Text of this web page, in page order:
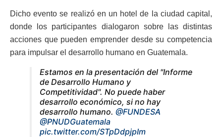
Dicho evento se realizó en un hotel de la ciudad capital,
donde los participantes dialogaron sobre las distintas
acciones que pueden emprender desde su competencia
para impulsar el desarrollo humano en Guatemala.
Estamos en la presentación del "Informe
de Desarrollo Humano y
Competitividad". No puede haber
desarrollo económico, si no hay
desarrollo humano. @FUNDESA
@PNUDGuatemala
pic.twitter.com/STpDdpjpIm